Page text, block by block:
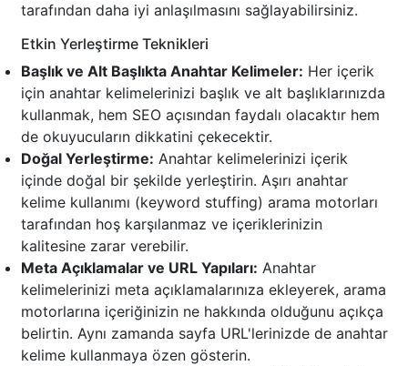
tarafından daha iyi anlaşılmasını sağlayabilirsiniz.
Etkin Yerleştirme Teknikleri
Başlık ve Alt Başlıkta Anahtar Kelimeler: Her içerik
için anahtar kelimelerinizi başlık ve alt başlıklarınızda
kullanmak, hem SEO açısından faydalı olacaktır hem
de okuyucuların dikkatini çekecektir.
Doğal Yerleştirme: Anahtar kelimelerinizi içerik
içinde doğal bir şekilde yerleştirin. Aşırı anahtar
kelime kullanımı (keyword stuffing) arama motorları
tarafından hoş karşılanmaz ve içeriklerinizin
kalitesine zarar verebilir.
Meta Açıklamalar ve URL Yapıları: Anahtar
kelimelerinizi meta açıklamalarınıza ekleyerek, arama
motorlarına içeriğinizin ne hakkında olduğunu açıkça
belirtin. Aynı zamanda sayfa URL'lerinizde de anahtar
kelime kullanmaya özen gösterin.